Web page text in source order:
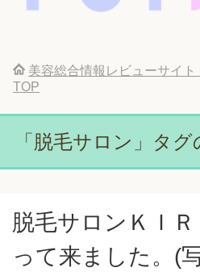
美容総合情報レビューサイト
TOP
「脱毛サロン」タ
脱毛サロンＫＩ
って来ました。(